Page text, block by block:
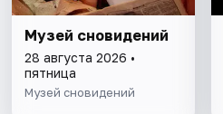
Музей сновидений
28 августа 2026 •
пятница
Музей сновидений